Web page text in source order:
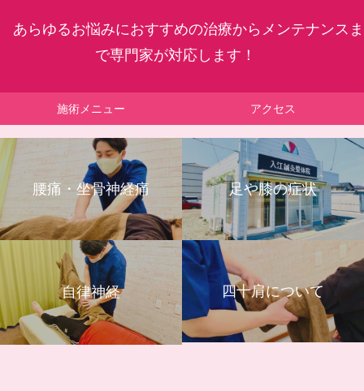
あらゆるお悩みにおすすめの治療からメンテナンスま
で専門家が対応します！
施術メニュー アクセス
腰痛・坐骨神経痛 足や膝の症状
自律神経 四十肩について